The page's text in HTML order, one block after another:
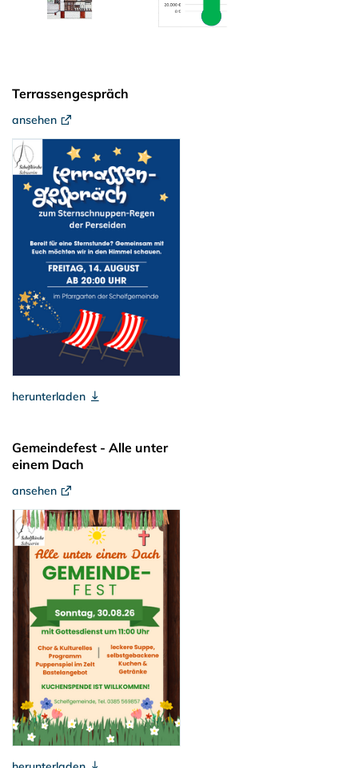
Terrassengespräch
ansehen
herunterladen
Gemeindefest - Alle unter
einem Dach
ansehen